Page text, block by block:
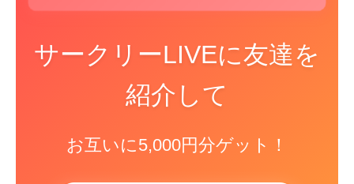
サークリーLIVEに友達を
紹介して
お互いに5,000円分ゲット！